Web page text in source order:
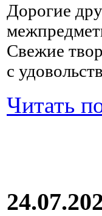
Дорогие
Свежие
с
Читать